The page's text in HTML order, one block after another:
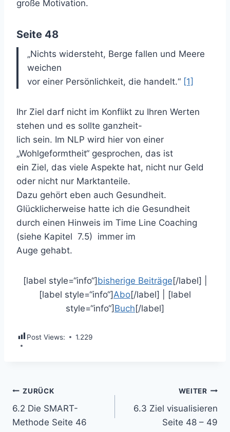
große Motivation.
Seite 48
„Nichts widersteht, Berge fallen und Meere
weichen
vor einer Persönlichkeit, die handelt.“ [1]
Ihr Ziel darf nicht im Konflikt zu Ihren Werten
stehen und es sollte ganzheit-
lich sein. Im NLP wird hier von einer
„Wohlgeformtheit“ gesprochen, das ist
ein Ziel, das viele Aspekte hat, nicht nur Geld
oder nicht nur Marktanteile.
Dazu gehört eben auch Gesundheit.
Glücklicherweise hatte ich die Gesundheit
durch einen Hinweis im Time Line Coaching
(siehe Kapitel 7.5) immer im
Auge gehabt.
[label style=“info“]bisherige Beiträge[/label] |
[label style=“info“]Abo[/label] | [label
style=“info“] Buch[/label]
Post Views: 1.229
Beitragsnavigation
ZURÜCK
6.2 Die SMART-
Methode Seite 46
WEITER
6.3 Ziel visualisieren
Seite 48 – 49